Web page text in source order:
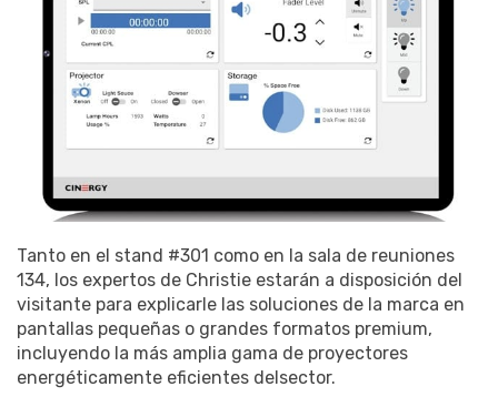
Tanto en el stand #301 como en la sala de reuniones
134, los expertos de Christie estarán a disposición del
visitante para explicarle las soluciones de la marca en
pantallas pequeñas o grandes formatos premium,
incluyendo la más amplia gama de proyectores
energéticamente eficientes delsector.